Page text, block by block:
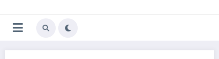
au
contenu
Trivela
L'actualité du football